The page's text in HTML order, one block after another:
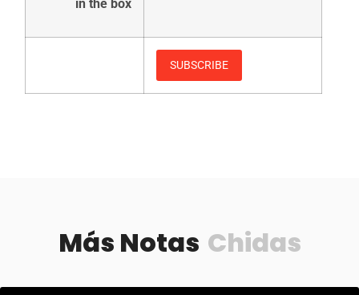
in the box
Más Notas Chidas